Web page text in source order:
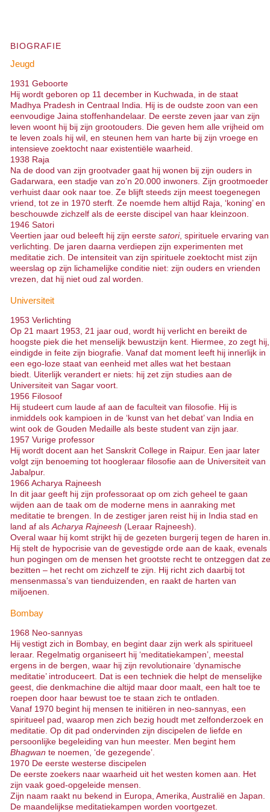
BIOGRAFIE
Jeugd
1931 Geboorte
Hij wordt geboren op 11 december in Kuchwada, in de staat
Madhya Pradesh in Centraal India. Hij is de oudste zoon van een
eenvoudige Jaina stoffenhandelaar. De eerste zeven jaar van zijn
leven woont hij bij zijn grootouders. Die geven hem alle vrijheid om
te leven zoals hij wil, en steunen hem van harte bij zijn vroege en
intensieve zoektocht naar existentiële waarheid.
1938 Raja
Na de dood van zijn grootvader gaat hij wonen bij zijn ouders in
Gadarwara, een stadje van zo’n 20.000 inwoners. Zijn grootmoeder
verhuist daar ook naar toe. Ze blijft steeds zijn meest toegenegen
vriend, tot ze in 1970 sterft. Ze noemde hem altijd Raja, ‘koning’ en
beschouwde zichzelf als de eerste discipel van haar kleinzoon.
1946 Satori
Veertien jaar oud beleeft hij zijn eerste satori, spirituele ervaring van
verlichting. De jaren daarna verdiepen zijn experimenten met
meditatie zich. De intensiteit van zijn spirituele zoektocht mist zijn
weerslag op zijn lichamelijke conditie niet: zijn ouders en vrienden
vrezen, dat hij niet oud zal worden.
Universiteit
1953 Verlichting
Op 21 maart 1953, 21 jaar oud, wordt hij verlicht en bereikt de
hoogste piek die het menselijk bewustzijn kent. Hiermee, zo zegt hij,
eindigde in feite zijn biografie. Vanaf dat moment leeft hij innerlijk in
een ego-loze staat van eenheid met alles wat het bestaan
biedt. Uiterlijk verandert er niets: hij zet zijn studies aan de
Universiteit van Sagar voort.
1956 Filosoof
Hij studeert cum laude af aan de faculteit van filosofie. Hij is
inmiddels ook kampioen in de ‘kunst van het debat’ van India en
wint ook de Gouden Medaille als beste student van zijn jaar.
1957 Vurige professor
Hij wordt docent aan het Sanskrit College in Raipur. Een jaar later
volgt zijn benoeming tot hoogleraar filosofie aan de Universiteit van
Jabalpur.
1966 Acharya Rajneesh
In dit jaar geeft hij zijn professoraat op om zich geheel te gaan
wijden aan de taak om de moderne mens in aanraking met
meditatie te brengen. In de zestiger jaren reist hij in India stad en
land af als Acharya Rajneesh (Leraar Rajneesh).
Overal waar hij komt strijkt hij de gezeten burgerij tegen de haren in.
Hij stelt de hypocrisie van de gevestigde orde aan de kaak, evenals
hun pogingen om de mensen het grootste recht te ontzeggen dat ze
bezitten – het recht om zichzelf te zijn. Hij richt zich daarbij tot
mensenmassa’s van tienduizenden, en raakt de harten van
miljoenen.
Bombay
1968 Neo-sannyas
Hij vestigt zich in Bombay, en begint daar zijn werk als spiritueel
leraar. Regelmatig organiseert hij ‘meditatiekampen’, meestal
ergens in de bergen, waar hij zijn revolutionaire ‘dynamische
meditatie’ introduceert. Dat is een techniek die helpt de menselijke
geest, die denkmachine die altijd maar door maalt, een halt toe te
roepen door haar bewust toe te staan zich te ontladen.
Vanaf 1970 begint hij mensen te initiëren in neo-sannyas, een
spiritueel pad, waarop men zich bezig houdt met zelfonderzoek en
meditatie. Op dit pad ondervinden zijn discipelen de liefde en
persoonlijke begeleiding van hun meester. Men begint hem
Bhagwan te noemen, ‘de gezegende’.
1970 De eerste westerse discipelen
De eerste zoekers naar waarheid uit het westen komen aan. Het
zijn vaak goed-opgeleide mensen.
Zijn naam raakt nu bekend in Europa, Amerika, Australië en Japan.
De maandelijkse meditatiekampen worden voortgezet.